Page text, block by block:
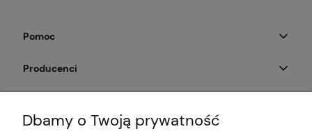
Pomoc
Producenci
Dbamy o Twoją prywatność